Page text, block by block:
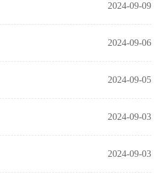
2024-09-09
2024-09-06
2024-09-05
2024-09-03
2024-09-03